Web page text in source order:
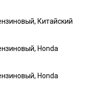
Китайский
Honda
Honda